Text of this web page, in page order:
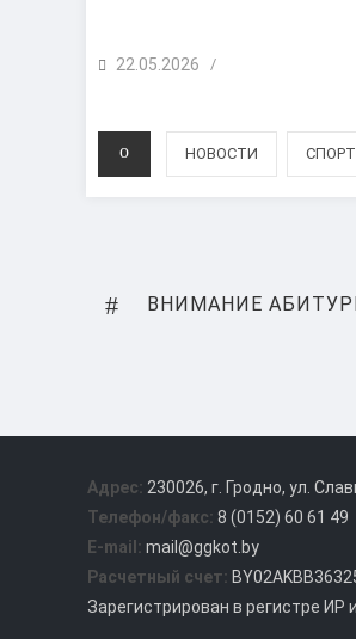
POSTED
22.05.2026 /
CATEGORIES
НОВОСТИ
Навигация
PREVIOUS
ВНИМАНИЕ
Адрес: 230026, г. Гродно, ул.
Телефон/факс: 8 (0152) 60 61 49
E-mail: mail@ggkot.by
Расчетный счет:
Зарегистрирован в регистре ИР